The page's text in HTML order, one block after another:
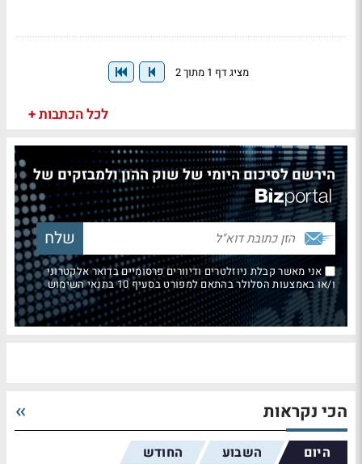
מציג דף 1 מתוך 2
לכל הכתבות +
הירשם לסיכום היומי של שוק ההון ולמבזקים של
אני מאשר קבלת ניוזלטרים ודיוורים פרסומיים בדואר אלקטרוני
ו/או באמצעות הסלולר בהתאם למפורט בסעיף 10 בתנאי השימוש
הכי נקראות
היום השבוע החודש